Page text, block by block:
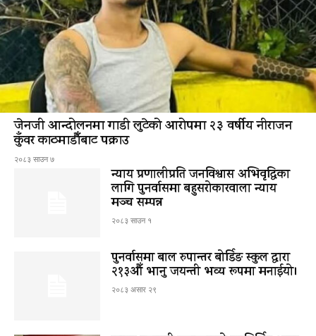
जेनजी आन्दोलनमा गाडी लुटेको आरोपमा २३ वर्षीय नीराजन
कुँवर काठमाडौँबाट पक्राउ
२०८३ साउन ७
न्याय प्रणालीप्रति जनविश्वास अभिवृद्धिका
लागि पुनर्वासमा बहुसरोकारवाला न्याय
मञ्च सम्पन्न
२०८३ साउन १
पुनर्वासमा बाल रुपान्तर बोर्डिङ स्कुल द्धारा
२१३औँ भानु जयन्ती भव्य रूपमा मनाईयो।
२०८३ असार २९